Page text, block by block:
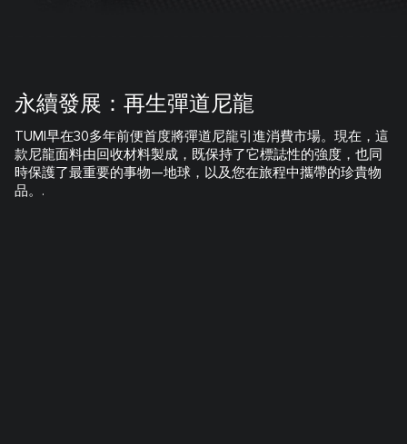
永續發展：再生彈道尼龍
TUMI早在30多年前便首度將彈道尼龍引進消費市場。現在，這
款尼龍面料由回收材料製成，既保持了它標誌性的強度，也同
時保護了最重要的事物—地球，以及您在旅程中攜帶的珍貴物
品。.